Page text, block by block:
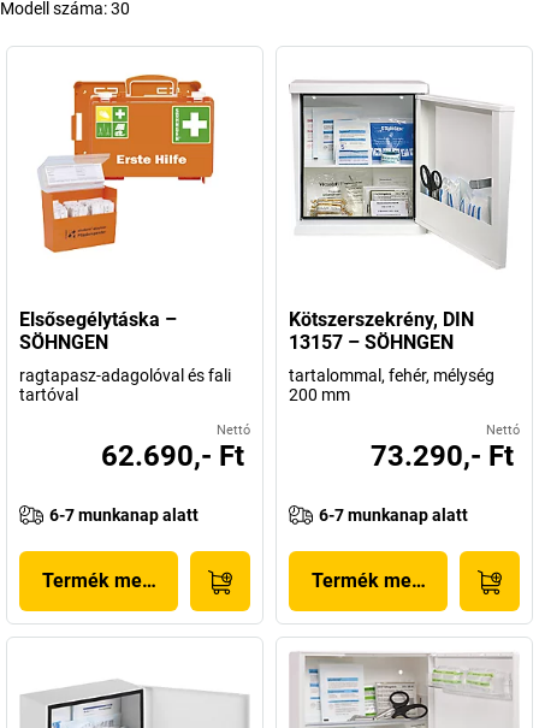
Modell száma:30
Elsősegélytáska –
SÖHNGEN
ragtapasz-adagolóval és fali
tartóval
Nettó
62.690,- Ft
6-7 munkanap alatt
Termék megjelenítése
Kötszerszekrény, DIN
13157 – SÖHNGEN
tartalommal, fehér, mélység
200 mm
Nettó
73.290,- Ft
6-7 munkanap alatt
Termék megjelenítése